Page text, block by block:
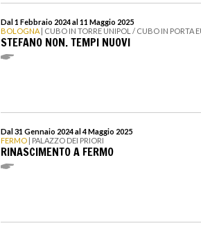
Dal 1 Febbraio 2024 al 11 Maggio 2025
BOLOGNA | CUBO IN TORRE UNIPOL / CUBO IN PORTA
STEFANO NON. TEMPI NUOVI
Dal 31 Gennaio 2024 al 4 Maggio 2025
FERMO | PALAZZO DEI PRIORI
RINASCIMENTO A FERMO